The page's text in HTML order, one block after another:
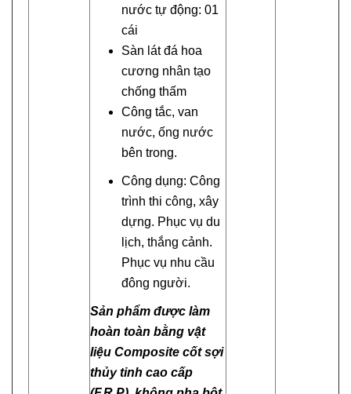
nước tự động: 01
cái
Sàn lát đá hoa
cương nhân tạo
chống thấm
Công tắc, van
nước, ống nước
bên trong.
Công dụng: Công
trình thi công, xây
dựng. Phục vụ du
lịch, thắng cảnh.
Phục vụ nhu cầu
đông người.
Sản phẩm được làm
hoàn toàn bằng vật
liệu Composite cốt sợi
thủy tinh cao cấp